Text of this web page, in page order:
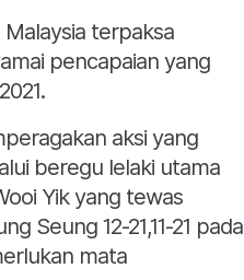
terpaksa
pencapaian yang
aksi yang
beregu lelaki utama
Yik yang tewas
Seung 12-21,11-21 pada
mata